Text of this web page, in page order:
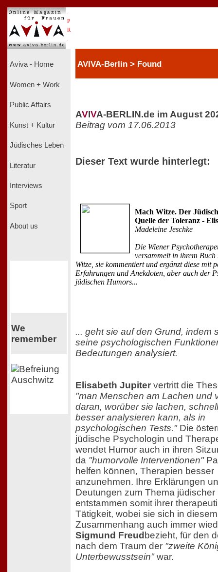
P
R
Aviva - Home
Women + Work
Public Affairs
Kunst + Kultur
Jüdisches Leben
Literatur
Interviews
Sport
About us
We
remember
AVIVA-Berlin > Found
AVIVA-BERLIN.de im August
Beitrag vom 17.06.2013
Dieser Text wurde hinterlegt:
Mach Witze. Der
Quelle der Toleranz -
Madeleine Jeschke
Die Wiener
versammelt in ihrem
Witze, sie kommentiert und ergänzt diese mit
Erfahrungen und Anekdoten, aber auch der
jüdischen Humors...
... geht sie auf den Grund, indem
seine psychologischen
Bedeutungen analysiert.
Elisabeth Jupiter vertritt die
"man Menschen am Lachen und
daran, worüber sie lachen,
besser analysieren kann, als in
psychologischen Tests."Die
jüdische Psychologin und
wendet Humor auch in ihren
da "humorvolle Interventionen"
helfen können, Therapien besser
anzunehmen. Ihre Erklärungen
Deutungen zum Thema jüdischer
entstammen somit ihrer
Tätigkeit, wobei sie sich in diesem
Zusammenhang auch immer
Sigmund Freudbezieht, für den
nach dem Traum der "zweite
Unterbewusstsein"war.